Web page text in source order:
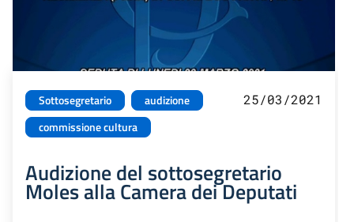
Sottosegretario
audizione
commissione cultura
25/03/2021
Audizione del sottosegretario
Moles alla Camera dei Deputati